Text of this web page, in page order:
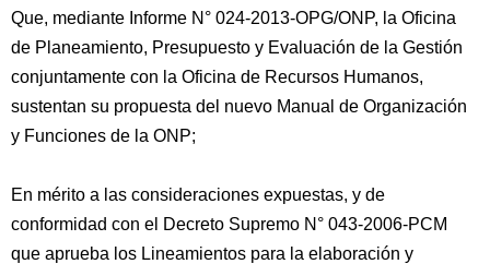
Que, mediante Informe N° 024-2013-OPG/ONP, la Oficina
de Planeamiento, Presupuesto y Evaluación de la Gestión
conjuntamente con la Oficina de Recursos Humanos,
sustentan su propuesta del nuevo Manual de Organización
y Funciones de la ONP;
En mérito a las consideraciones expuestas, y de
conformidad con el Decreto Supremo N° 043-2006-PCM
que aprueba los Lineamientos para la elaboración y